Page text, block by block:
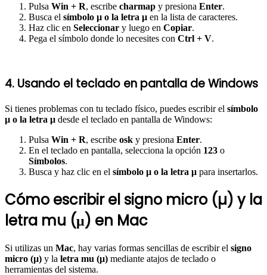
Pulsa Win + R, escribe charmap y presiona Enter.
Busca el símbolo µ o la letra μ en la lista de caracteres.
Haz clic en Seleccionar y luego en Copiar.
Pega el símbolo donde lo necesites con Ctrl + V.
4. Usando el teclado en pantalla de Windows
Si tienes problemas con tu teclado físico, puedes escribir el símbolo
µ o la letra μ desde el teclado en pantalla de Windows:
Pulsa Win + R, escribe osk y presiona Enter.
En el teclado en pantalla, selecciona la opción 123 o
Símbolos.
Busca y haz clic en el símbolo µ o la letra μ para insertarlos.
Cómo escribir el signo micro (µ) y la
letra mu (μ) en Mac
Si utilizas un Mac, hay varias formas sencillas de escribir el signo
micro (µ) y la letra mu (μ) mediante atajos de teclado o
herramientas del sistema.